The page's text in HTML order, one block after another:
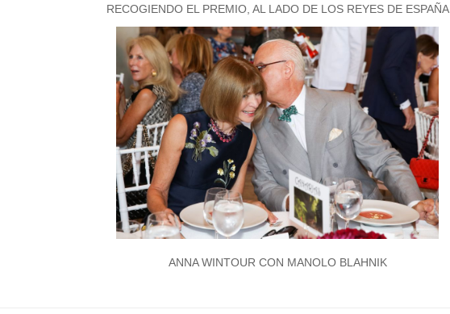
RECOGIENDO EL PREMIO, AL LADO DE LOS REYES DE ESPAÑA
ANNA WINTOUR CON MANOLO BLAHNIK